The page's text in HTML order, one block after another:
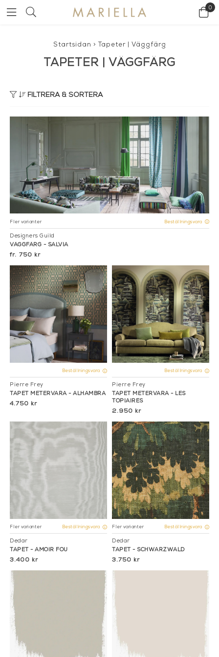
0
Startsidan > Tapeter | Väggfärg
TAPETER | VÄGGFÄRG
FILTRERA & SORTERA
Beställningsvara
Pierre Frey
TAPET METERVARA - ALHAMBRA
4.750 kr
Beställningsvara
Pierre Frey
TAPET METERVARA - LES
TOPIAIRES
2.950 kr
Fler varianter Beställningsvara
Dedar
TAPET - AMOIR FOU
3.400 kr
Fler varianter Beställningsvara
Dedar
TAPET - SCHWARZWALD
3.750 kr
Fler varianter Beställningsvara
Designers Guild
VÄGGFÄRG - SALVIA
750 kr